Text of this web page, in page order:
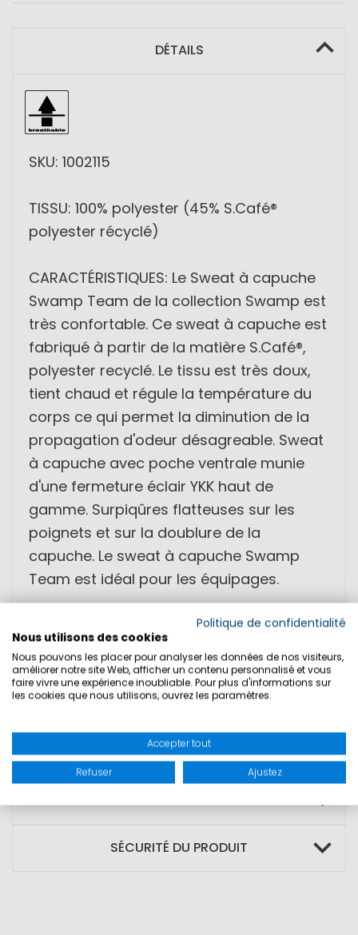
DÉTAILS
SKU: 1002115
TISSU: 100% polyester (45% S.Café®
polyester récyclé)
CARACTÉRISTIQUES: Le Sweat à capuche
Swamp Team de la collection Swamp est
très confortable. Ce sweat à capuche est
fabriqué à partir de la matière S.Café®,
polyester recyclé. Le tissu est très doux,
tient chaud et régule la température du
corps ce qui permet la diminution de la
propagation d'odeur désagreable. Sweat
à capuche avec poche ventrale munie
d'une fermeture éclair YKK haut de
gamme. Surpiqûres flatteuses sur les
poignets et sur la doublure de la
capuche. Le sweat à capuche Swamp
Team est idéal pour les équipages.
• S.Café® polyester récyclé
• confortable
• régulation excellente de la température
du corps
• idéal pour les équipages
TAILLES
SÉCURITÉ DU PRODUIT
Politique de confidentialité
Nous utilisons des cookies
Nous pouvons les placer pour analyser les données de nos visiteurs,
améliorer notre site Web, afficher un contenu personnalisé et vous
faire vivre une expérience inoubliable. Pour plus d'informations sur
les cookies que nous utilisons, ouvrez les paramètres.
Accepter tout
Refuser Ajustez